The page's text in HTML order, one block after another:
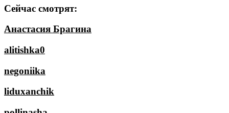
Сейчас смотрят:
Анастасия Брагина
alitishka0
negoniika
liduxanchik